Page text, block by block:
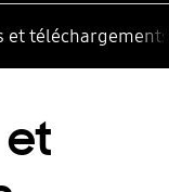
et téléchargements